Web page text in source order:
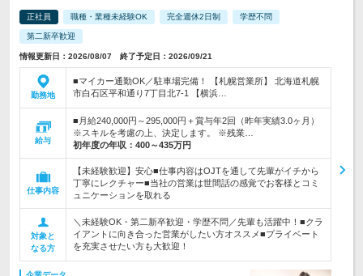
正社員 職種・業種未経験OK 完全週休2日制 学歴不問
第二新卒歓迎
情報更新日：2026/08/07 終了予定日：2026/09/21
勤務地
■マイカー通勤OK／駐車場完備！ 【札幌営業所】 北海道札幌
市白石区平和通り7丁目北7-1 【横浜…
給与
■月給240,000円～295,000円＋賞与年2回（昨年実績3.0ヶ月）
※スキルを考慮の上、決定します。 ※残業…
初年度の年収： 400～435万円
仕事内容
【未経験歓迎】安心■仕事内容はOJTを通して先輩がイチから
丁寧にレクチャー■当社の営業は世間話の感覚でお客様とコミ
ュニケーションを取れる
対象と
なる方
＼未経験OK・第二新卒歓迎・学歴不問／先輩も活躍中！■クラ
イアントに向き合った営業がしたい方オススメ■プライベート
を充実させたい方も大歓迎！